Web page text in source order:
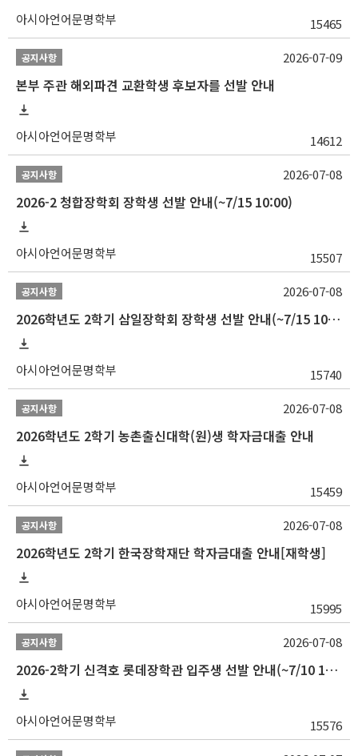
아시아언어문명학부 15465
공지사항
본부 주관 해외파견 교환학생 후보자를 선발 안내
아시아언어문명학부 14612
2026-07-09
공지사항
2026-2 청합장학회 장학생 선발 안내(~7/15 10:00)
아시아언어문명학부 15507
2026-07-08
공지사항
2026학년도 2학기 삼일장학회 장학생 선발 안내(~7/15 10:00)
아시아언어문명학부 15740
2026-07-08
공지사항
2026학년도 2학기 농촌출신대학(원)생 학자금대출 안내
아시아언어문명학부 15459
2026-07-08
공지사항
2026학년도 2학기 한국장학재단 학자금대출 안내[재학생]
아시아언어문명학부 15995
2026-07-08
공지사항
2026-2학기 신격호 롯데장학관 입주생 선발 안내(~7/10 10:00)
아시아언어문명학부 15576
2026-07-08